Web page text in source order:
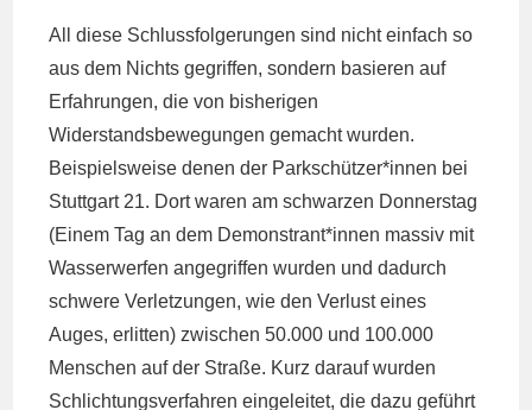
All diese Schlussfolgerungen sind nicht einfach so
aus dem Nichts gegriffen, sondern basieren auf
Erfahrungen, die von bisherigen
Widerstandsbewegungen gemacht wurden.
Beispielsweise denen der Parkschützer*innen bei
Stuttgart 21. Dort waren am schwarzen Donnerstag
(Einem Tag an dem Demonstrant*innen massiv mit
Wasserwerfen angegriffen wurden und dadurch
schwere Verletzungen, wie den Verlust eines
Auges, erlitten) zwischen 50.000 und 100.000
Menschen auf der Straße. Kurz darauf wurden
Schlichtungsverfahren eingeleitet, die dazu geführt